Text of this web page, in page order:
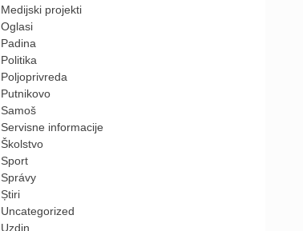
Medijski projekti
Oglasi
Padina
Politika
Poljoprivreda
Putnikovo
Samoš
Servisne informacije
Školstvo
Sport
Správy
Știri
Uncategorized
Uzdin